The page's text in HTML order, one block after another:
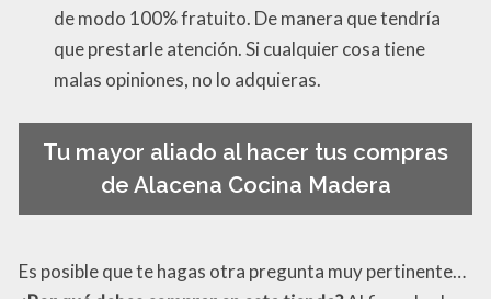
de modo 100% fratuito. De manera que tendría
que prestarle atención. Si cualquier cosa tiene
malas opiniones, no lo adquieras.
Tu mayor aliado al hacer tus compras
de Alacena Cocina Madera
Es posible que te hagas otra pregunta muy pertinente…